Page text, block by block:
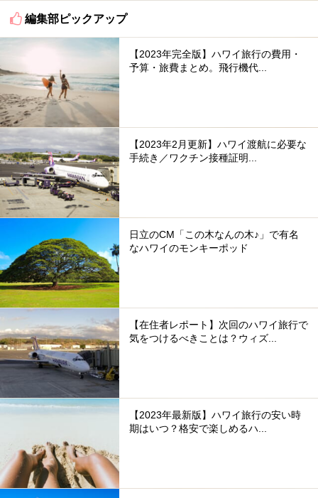
編集部ピックアップ
【2023年完全版】ハワイ旅行の費用・
予算・旅費まとめ。飛行機代...
【2023年2月更新】ハワイ渡航に必要な
手続き／ワクチン接種証明...
日立のCM「この木なんの木♪」で有名
なハワイのモンキーポッド
【在住者レポート】次回のハワイ旅行で
気をつけるべきことは？ウィズ...
【2023年最新版】ハワイ旅行の安い時
期はいつ？格安で楽しめるハ...